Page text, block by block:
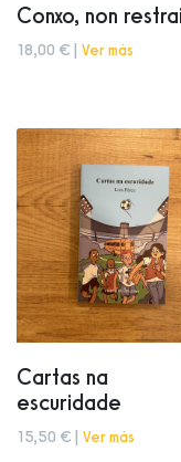
Conxo, non
18,00 € | Ver más
Cartas na
escuridade
15,50 € | Ver más